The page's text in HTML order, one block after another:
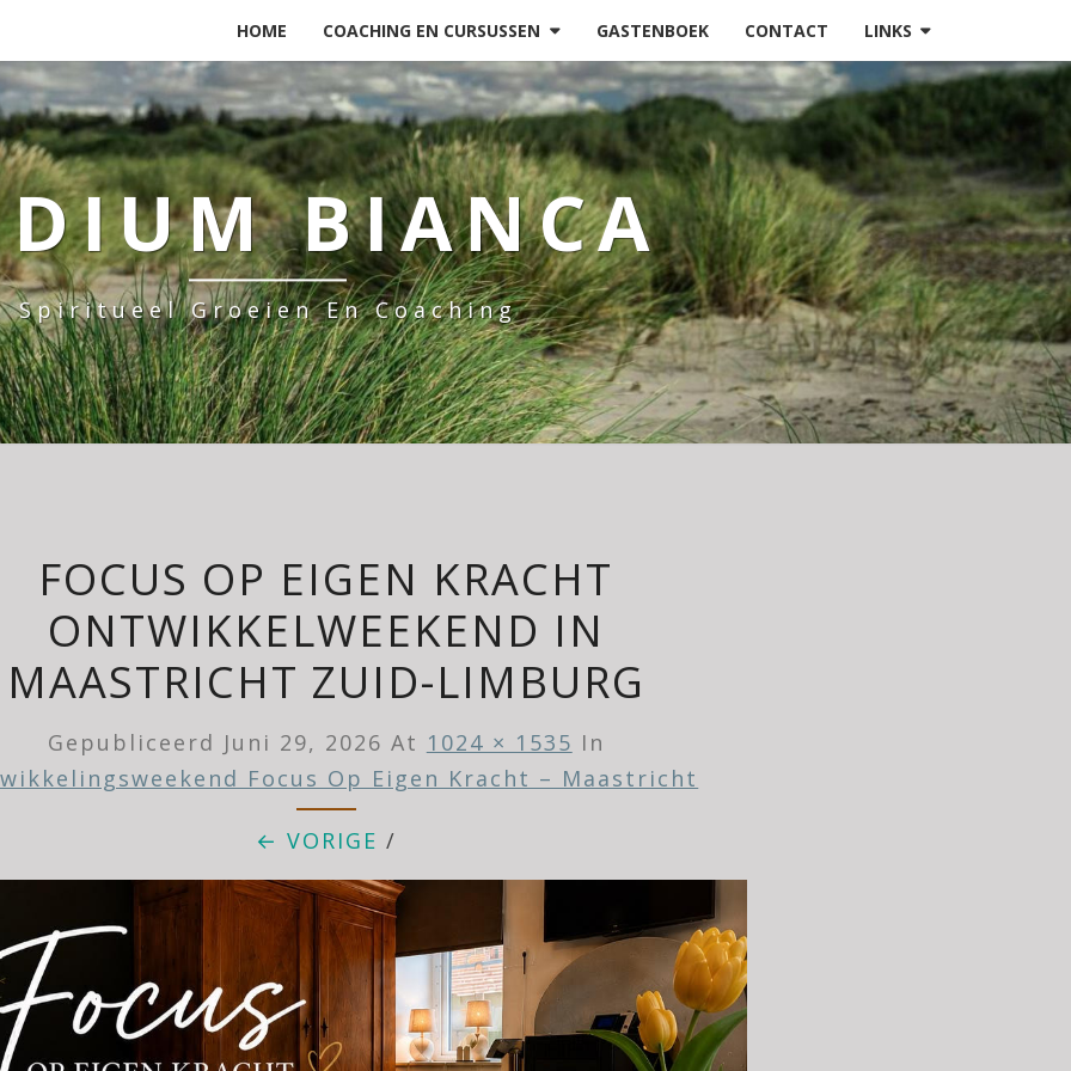
HOME COACHING EN CURSUSSEN GASTENBOEK CONTACT LINKS
BIANCA
Spiritueel Groeien En Coaching
FOCUS OP EIGEN KRACHT
ONTWIKKELWEEKEND IN
MAASTRICHT ZUID-LIMBURG
Gepubliceerd Juni 29, 2026 At 1024 × 1535 In
Focus Op Eigen Kracht – Maastricht
← VORIGE /